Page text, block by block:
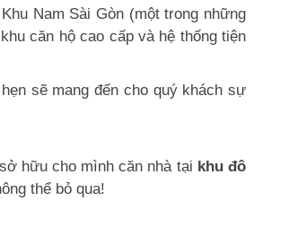
Nam Sài Gòn (một trong những
căn hộ cao cấp và hệ thống tiện
sẽ mang đến cho quý khách sự
hữu cho mình căn nhà tại khu đô
thể bỏ qua!